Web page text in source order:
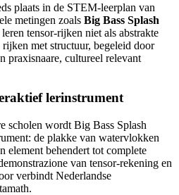
plaats in de STEM-leerplan van
metingen zoals Big Bass Splash
tensor-rijken niet als abstrakte
met structuur, begeleid door
praxisnaare, cultureel relevant
lerinstrument
scholen wordt Big Bass Splash
de plakke van watervlokken
element behendert tot complete
van tensor-rekening en
verbindt Nederlandse